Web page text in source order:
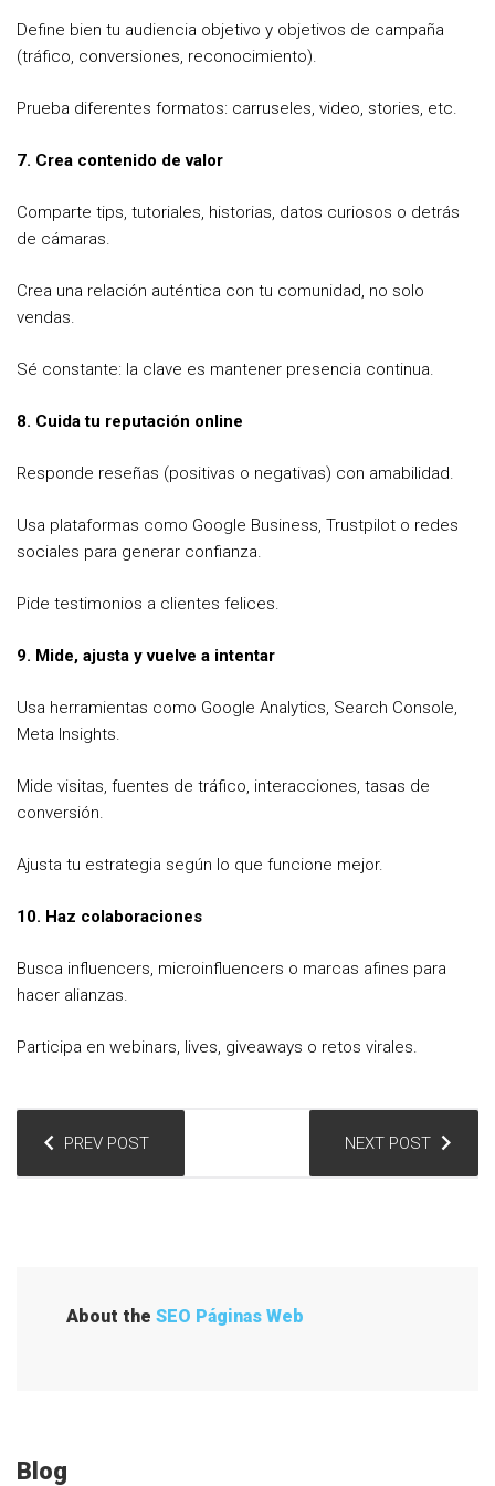
Define bien tu audiencia objetivo y objetivos de campaña
(tráfico, conversiones, reconocimiento).
Prueba diferentes formatos: carruseles, video, stories, etc.
7. Crea contenido de valor
Comparte tips, tutoriales, historias, datos curiosos o detrás
de cámaras.
Crea una relación auténtica con tu comunidad, no solo
vendas.
Sé constante: la clave es mantener presencia continua.
8. Cuida tu reputación online
Responde reseñas (positivas o negativas) con amabilidad.
Usa plataformas como Google Business, Trustpilot o redes
sociales para generar confianza.
Pide testimonios a clientes felices.
9. Mide, ajusta y vuelve a intentar
Usa herramientas como Google Analytics, Search Console,
Meta Insights.
Mide visitas, fuentes de tráfico, interacciones, tasas de
conversión.
Ajusta tu estrategia según lo que funcione mejor.
10. Haz colaboraciones
Busca influencers, microinfluencers o marcas afines para
hacer alianzas.
Participa en webinars, lives, giveaways o retos virales.
a
n
PREV POST NEXT POST
About the SEO Páginas Web
Blog